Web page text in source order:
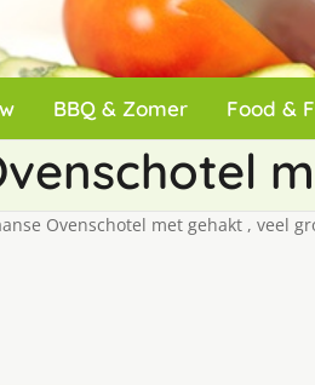
BBQ & Zomer Food &
Ovenschotel met gehakt , veel